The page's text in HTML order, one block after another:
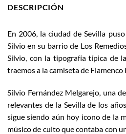
DESCRIPCIÓN
En 2006, la ciudad de Sevilla
Silvio en su barrio de Los
Silvio, con la tipografía típica de
traemos a la camiseta de Flamenco
Silvio Fernández Melgarejo, una
relevantes de la Sevilla de los
sigue siendo aún hoy icono de la
músico de culto que contaba con